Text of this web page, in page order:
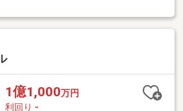
1億1,000万円
利回り -